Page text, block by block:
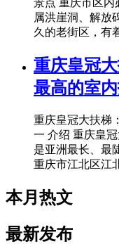
景点 重庆市区内
属洪崖洞、解放
久的老街区，有
重庆皇冠
最高的室
重庆皇冠大扶梯
一 介绍 重庆皇
是亚洲最长、最
重庆市江北区江
本月热文
最新发布